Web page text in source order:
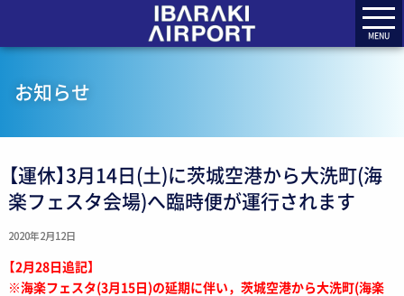
MENU
お知らせ
【運休】3月14日(土)に茨城空港から大洗町(海
楽フェスタ会場)へ臨時便が運行されます
2020年2月12日
【2月28日追記】
※海楽フェスタ(3月15日)の延期に伴い，茨城空港から大洗町(海楽